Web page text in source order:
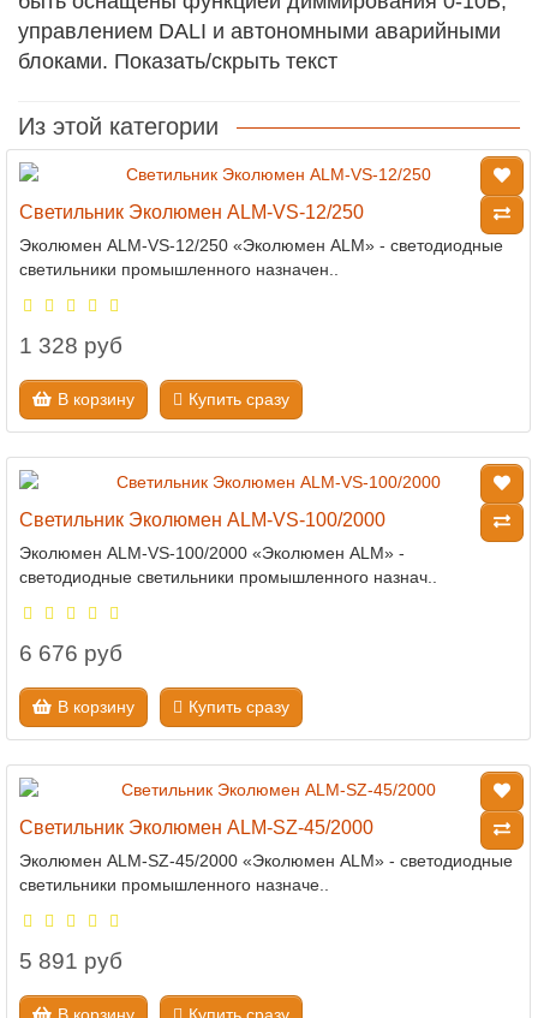
управлением DALI и автономными аварийными
блоками. Показать/скрыть текст
Из этой категории
Светильник Эколюмен ALM-VS-12/250
Эколюмен ALM-VS-12/250 «Эколюмен ALM» - светодиодные
светильники промышленного назначен..
1 328 руб
В корзину Купить сразу
Светильник Эколюмен ALM-VS-100/2000
Эколюмен ALM-VS-100/2000 «Эколюмен ALM» -
светодиодные светильники промышленного назнач..
6 676 руб
В корзину Купить сразу
Светильник Эколюмен ALM-SZ-45/2000
Эколюмен ALM-SZ-45/2000 «Эколюмен ALM» - светодиодные
светильники промышленного назначе..
5 891 руб
В корзину Купить сразу